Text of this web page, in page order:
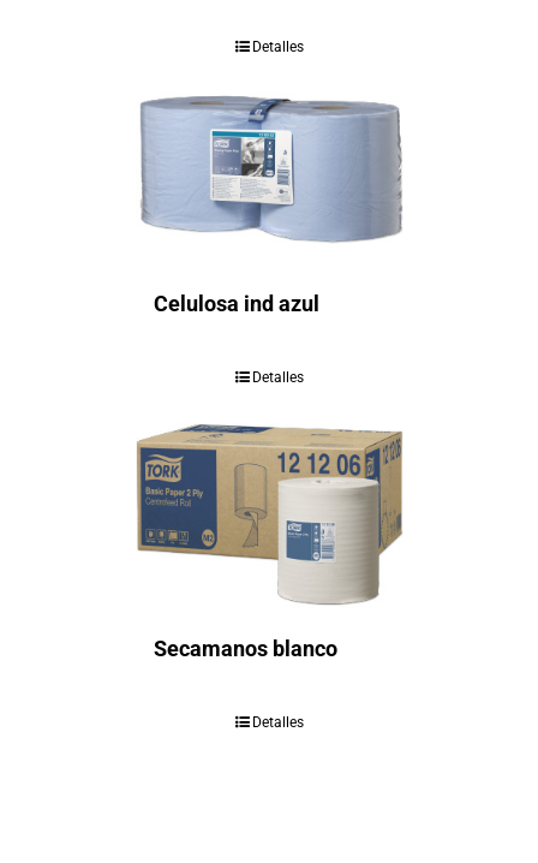
Detalles
Celulosa ind azul
Detalles
Secamanos blanco
Detalles